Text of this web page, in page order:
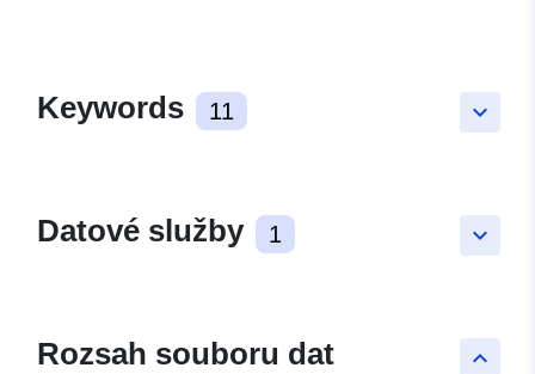
keyboard_arrow_down
Keywords 11
keyboard_arrow_down
Datové služby 1
keyboard_arrow_up
Rozsah souboru dat